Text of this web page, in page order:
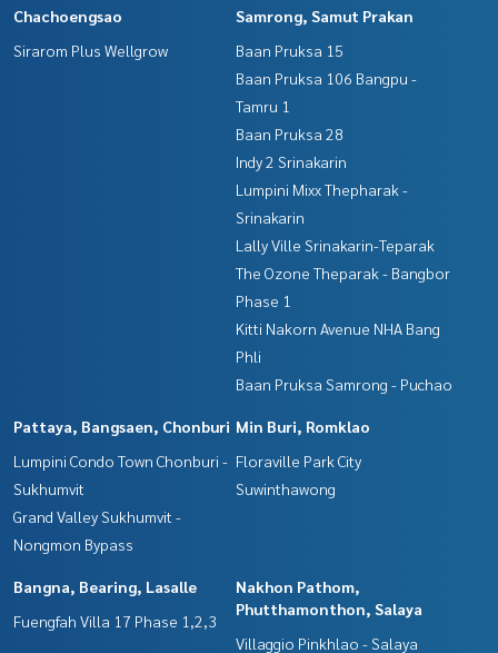
Chachoengsao
Sirarom Plus Wellgrow
Samrong, Samut Prakan
Baan Pruksa 15
Baan Pruksa 106 Bangpu -
Tamru 1
Baan Pruksa 28
Indy 2 Srinakarin
Lumpini Mixx Thepharak -
Srinakarin
Lally Ville Srinakarin-Teparak
The Ozone Theparak - Bangbor
Phase 1
Kitti Nakorn Avenue NHA Bang
Phli
Baan Pruksa Samrong - Puchao
Pattaya, Bangsaen, Chonburi
Lumpini Condo Town Chonburi -
Sukhumvit
Grand Valley Sukhumvit -
Nongmon Bypass
Min Buri, Romklao
Floraville Park City
Suwinthawong
Bangna, Bearing, Lasalle
Fuengfah Villa 17 Phase 1,2,3
Nakhon Pathom,
Phutthamonthon, Salaya
Villaggio Pinkhlao - Salaya